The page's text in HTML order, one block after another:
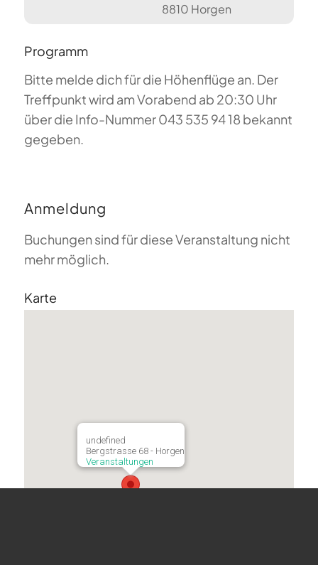
8810 Horgen
Programm
Bitte melde dich für die Höhenflüge an. Der
Treffpunkt wird am Vorabend ab 20:30 Uhr
über die Info-Nummer 043 535 94 18 bekannt
gegeben.
Anmeldung
Buchungen sind für diese Veranstaltung nicht
mehr möglich.
Karte
undefined
Bergstrasse 68 - Horgen
Veranstaltungen